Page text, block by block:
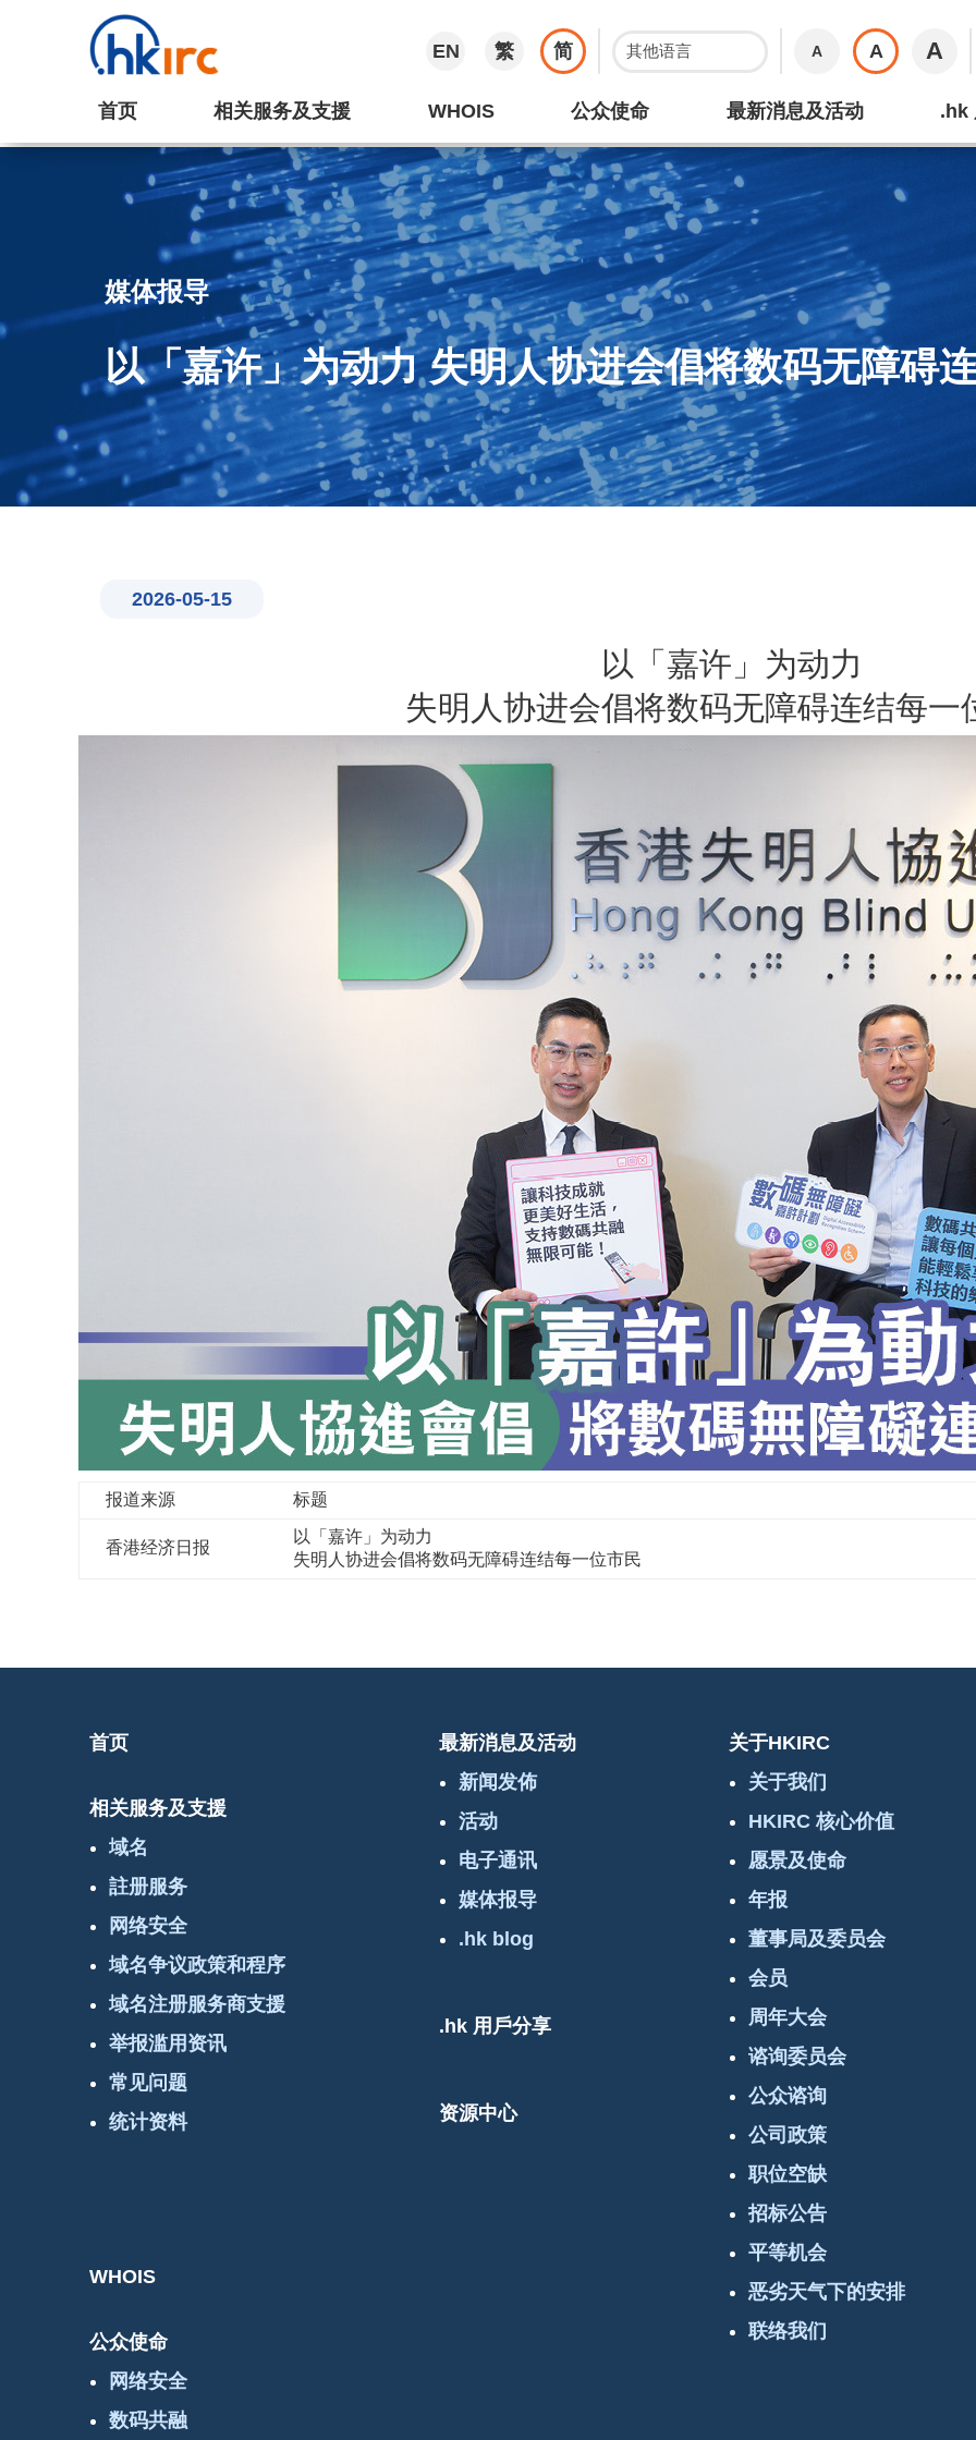
EN 繁 简 A A A
首页 相关服务及支援 WHOIS 公众使命 最新消息及活动 .hk
媒体报导
以「嘉许」为动力 失明人协进会倡将数码无障碍
2026-05-15
以「嘉许」为动力
失明人协进会倡将数码无障碍连结每一
报道来源 标题
香港经济日报
以「嘉许」为动力
失明人协进会倡将数码无障碍连结每一位市民
首页
相关服务及支援
域名
註册服务
网络安全
域名争议政策和程序
域名注册服务商支援
举报滥用资讯
常见问题
统计资料
WHOIS
公众使命
网络安全
数码共融
最新消息及活动
新闻发佈
活动
电子通讯
媒体报导
.hk blog
.hk 用戶分享
资源中心
关于HKIRC
关于我们
HKIRC 核心价值
愿景及使命
年报
董事局及委员会
会员
周年大会
谘询委员会
公众谘询
公司政策
职位空缺
招标公告
平等机会
恶劣天气下的安排
联络我们